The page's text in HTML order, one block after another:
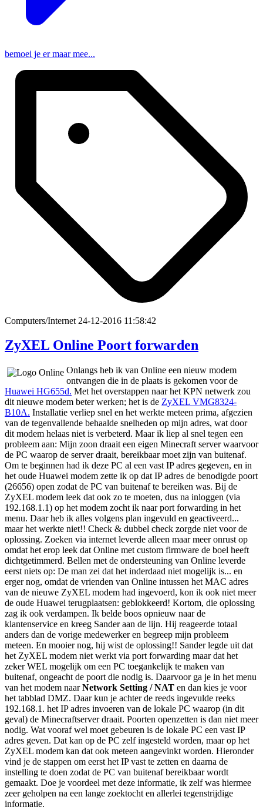
bemoei je er maar mee...
Computers/Internet 24-12-2016 11:58:42
ZyXEL Online Poort forwarden
Onlangs heb ik van Online een nieuw modem
ontvangen die in de plaats is gekomen voor de
Huawei HG655d. Met het overstappen naar het KPN netwerk zou
dit nieuwe modem beter werken; het is de ZyXEL VMG8324-
B10A. Installatie verliep snel en het werkte meteen prima, afgezien
van de tegenvallende behaalde snelheden op mijn adres, wat door
dit modem helaas niet is verbeterd. Maar ik liep al snel tegen een
probleem aan: Mijn zoon draait een eigen Minecraft server waarvoor
de PC waarop de server draait, bereikbaar moet zijn van buitenaf.
Om te beginnen had ik deze PC al een vast IP adres gegeven, en in
het oude Huawei modem zette ik op dat IP adres de benodigde poort
(26656) open zodat de PC van buitenaf te bereiken was. Bij de
ZyXEL modem leek dat ook zo te moeten, dus na inloggen (via
192.168.1.1) op het modem zocht ik naar port forwarding in het
menu. Daar heb ik alles volgens plan ingevuld en geactiveerd...
maar het werkte niet!! Check & dubbel check zorgde niet voor de
oplossing. Zoeken via internet leverde alleen maar meer onrust op
omdat het erop leek dat Online met custom firmware de boel heeft
dichtgetimmerd. Bellen met de ondersteuning van Online leverde
eerst niets op: De man zei dat het inderdaad niet mogelijk is... en
erger nog, omdat de vrienden van Online intussen het MAC adres
van de nieuwe ZyXEL modem had ingevoerd, kon ik ook niet meer
de oude Huawei terugplaatsen: geblokkeerd! Kortom, die oplossing
zag ik ook verdampen. Ik belde boos opnieuw naar de
klantenservice en kreeg Sander aan de lijn. Hij reageerde totaal
anders dan de vorige medewerker en begreep mijn probleem
meteen. En mooier nog, hij wist de oplossing!! Sander legde uit dat
het ZyXEL modem niet werkt via port forwarding maar dat het
zeker WEL mogelijk om een PC toegankelijk te maken van
buitenaf, ongeacht de poort die nodig is. Daarvoor ga je in het menu
van het modem naarNetwork Setting / NAT en dan kies je voor
het tabblad DMZ. Daar kun je achter de reeds ingevulde reeks
192.168.1. het IP adres invoeren van de lokale PC waarop (in dit
geval) de Minecraftserver draait. Poorten openzetten is dan niet meer
nodig. Wat vooraf wel moet gebeuren is de lokale PC een vast IP
adres geven. Dat kan op de PC zelf ingesteld worden, maar op het
ZyXEL modem kan dat ook meteen aangevinkt worden. Hieronder
vind je de stappen om eerst het IP vast te zetten en daarna de
instelling te doen zodat de PC van buitenaf bereikbaar wordt
gemaakt. Doe je voordeel met deze informatie, ik zelf was hiermee
zeer geholpen na een lange zoektocht en allerlei tegenstrijdige
informatie.